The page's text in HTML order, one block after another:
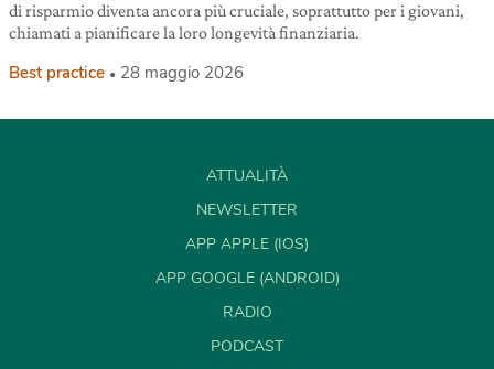
di risparmio diventa ancora più cruciale, soprattutto per i giovani,
chiamati a pianificare la loro longevità finanziaria.
Best practice 28 maggio 2026
ATTUALITÀ
NEWSLETTER
APP APPLE (IOS)
APP GOOGLE (ANDROID)
RADIO
PODCAST